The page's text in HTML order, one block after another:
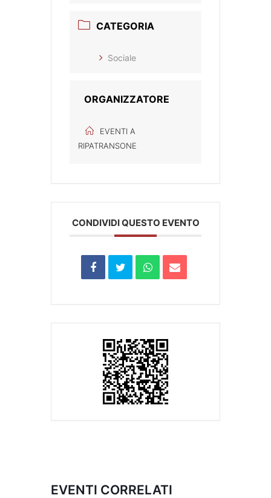
CATEGORIA
Sociale
ORGANIZZATORE
EVENTI A
RIPATRANSONE
CONDIVIDI QUESTO EVENTO
EVENTI CORRELATI